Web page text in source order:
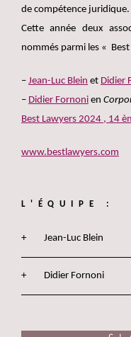
de compétence juridique.
Cette année deux
nommés parmi les «
– Jean-Luc Blein et Didier
– Didier Fornoni en
Best Lawyers 2024 , 14
www.bestlawyers.com
L'ÉQUIPE :
Jean-Luc Blein
Didier Fornoni